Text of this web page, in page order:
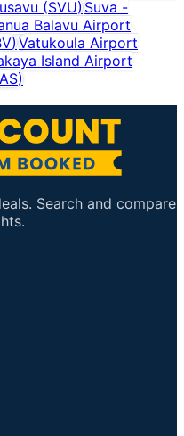
(SVU) Suva -
Balavu Airport
) Vatukoula Airport
Island Airport
)
Search and compare